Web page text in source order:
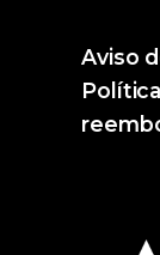
Aviso